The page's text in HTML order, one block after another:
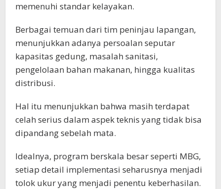
memenuhi standar kelayakan.
Berbagai temuan dari tim peninjau lapangan,
menunjukkan adanya persoalan seputar
kapasitas gedung, masalah sanitasi,
pengelolaan bahan makanan, hingga kualitas
distribusi.
Hal itu menunjukkan bahwa masih terdapat
celah serius dalam aspek teknis yang tidak bisa
dipandang sebelah mata.
Idealnya, program berskala besar seperti MBG,
setiap detail implementasi seharusnya menjadi
tolok ukur yang menjadi penentu keberhasilan.